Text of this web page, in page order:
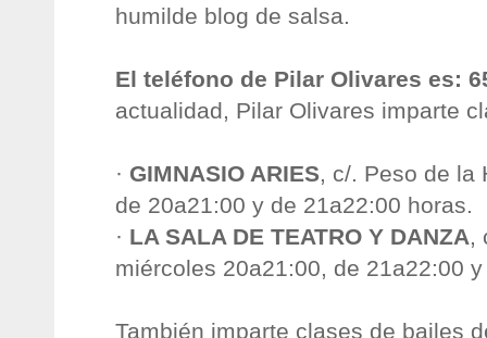
humilde blog de salsa.
El teléfono de Pilar Olivares es:
actualidad, Pilar Olivares imparte
· GIMNASIO ARIES , c/. Peso de
de 20a21:00 y de 21a22:00 horas.
· LA SALA DE TEATRO Y DANZA
miércoles 20a21:00, de 21a22:00
También imparte clases de bailes